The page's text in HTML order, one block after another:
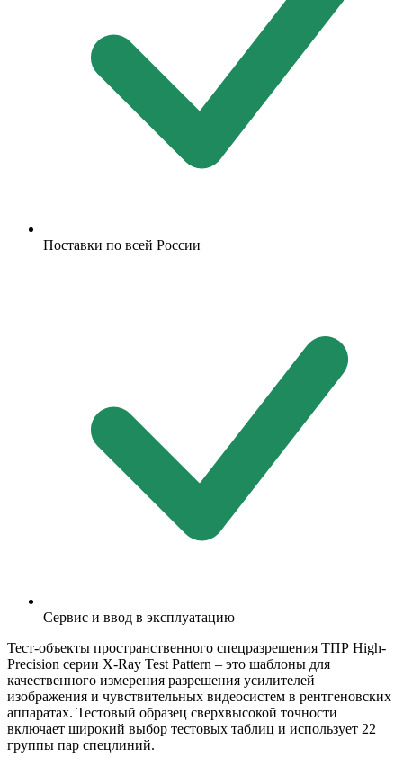
Поставки по всей России
Сервис и ввод в эксплуатацию
Тест-объекты пространственного спецразрешения ТПР High-
Precision серии X-Ray Test Pattern – это шаблоны для
качественного измерения разрешения усилителей
изображения и чувствительных видеосистем в рентгеновских
аппаратах. Тестовый образец сверхвысокой точности
включает широкий выбор тестовых таблиц и использует 22
группы пар спецлиний.